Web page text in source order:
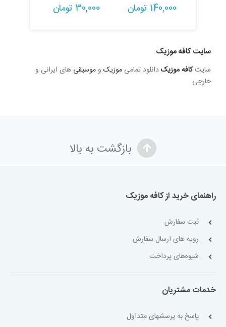
30,000 تومان 140,000 تومان
سایت کافه موزیک
سایتکافه موزیکدانلود تمامی موزیک و موسیقی های ایرانی و
خارجی
بازگشت به بالا
راهنمای خرید از کافه موزیک
ثبت سفارش
رویه های ارسال سفارش
شیوه‌های پرداخت
خدمات مشتریان
پاسخ به پرسشهای متداول